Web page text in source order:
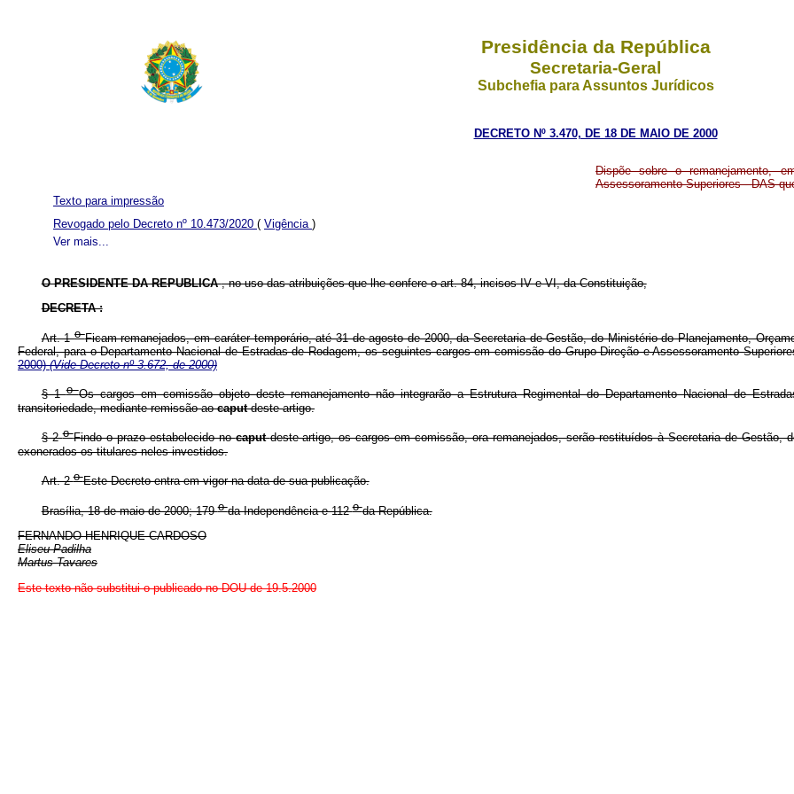
Presidência da República
Secretaria-Geral
Subchefia para Assuntos Jurídicos
DECRETO Nº 3.470, DE 18 DE MAIO DE 2000
Dispõe sobre o remanejamento,
Assessoramento Superiores - DAS
Ver mais...
Texto para impressão
Revogado pelo Decreto nº 10.473/2020 ( Vigência )
O PRESIDENTE DA REPUBLICA, no uso das atribuições que lhe confere o art. 84, incisos IV e VI, da Constituição,
DECRETA :
Art. 1oFicam remanejados, em caráter temporário, até 31 de agosto de 2000, da Secretaria de Gestão, do Ministério do Planejamento,
Federal, para o Departamento Nacional de Estradas de Rodagem, os seguintes cargos em comissão do Grupo-Direção e Assessoramento
2000)(Vide Decreto nº 3.672, de 2000)
§ 1oOs cargos em comissão objeto deste remanejamento não integrarão a Estrutura Regimental do Departamento Nacional de
transitoriedade, mediante remissão aocaputdeste artigo.
§ 2oFindo o prazo estabelecido nocaputdeste artigo, os cargos em comissão, ora remanejados, serão restituídos à Secretaria de Gestão,
exonerados os titulares neles investidos.
Art. 2oEste Decreto entra em vigor na data de sua publicação.
Brasília, 18 de maio de 2000; 179oda Independência e 112oda República.
FERNANDO HENRIQUE CARDOSO
Eliseu Padilha
Martus Tavares
Este texto não substitui o publicado no DOU de 19.5.2000